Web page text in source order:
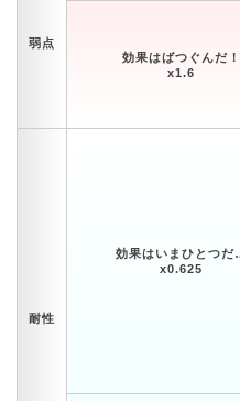
弱点
効果はばつぐんだ！
x1.6
耐性
効果はいまひとつだ
x0.625